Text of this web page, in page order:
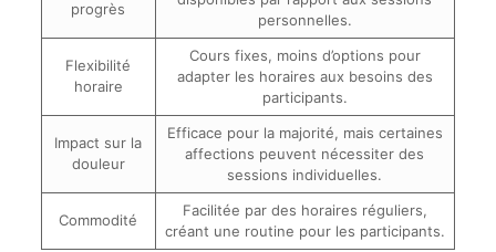
progrès
personnelles.
Flexibilité
horaire
Cours fixes, moins d’options pour
adapter les horaires aux besoins des
participants.
Impact sur la
douleur
Efficace pour la majorité, mais certaines
affections peuvent nécessiter des
sessions individuelles.
Commodité
Facilitée par des horaires réguliers,
créant une routine pour les participants.